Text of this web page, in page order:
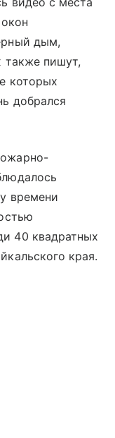
дым,
также пишут,
которых
добрался
времени
40 квадратных
края.